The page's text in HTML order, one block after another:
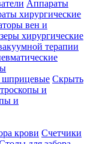
Аппараты
хирургические
вен и
хирургические
терапии
шприцевые Скрыть
и
и
крови Счетчики